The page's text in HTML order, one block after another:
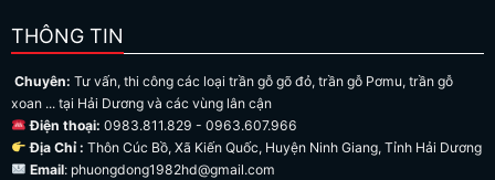
THÔNG TIN
Chuyên: Tư vấn, thi công các loại trần gỗ gõ đỏ, trần gỗ Pơmu, trần gỗ
xoan ... tại Hải Dương và các vùng lân cận
Điện thoại: 0983.811.829 - 0963.607.966
Địa Chỉ : Thôn Cúc Bồ, Xã Kiến Quốc, Huyện Ninh Giang, Tỉnh Hải Dương
Email: phuongdong1982hd@gmail.com